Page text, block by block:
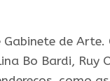
de Arte.
Bo Bardi, Ruy